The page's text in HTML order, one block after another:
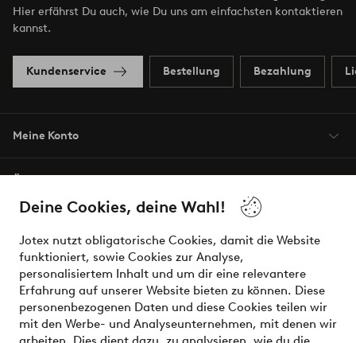
Deine Cookies, deine Wahl!
Jotex nutzt obligatorische Cookies, damit die Website
funktioniert, sowie Cookies zur Analyse,
personalisiertem Inhalt und um dir eine relevantere
Erfahrung auf unserer Website bieten zu können. Diese
personenbezogenen Daten und diese Cookies teilen wir
mit den Werbe- und Analyseunternehmen, mit denen wir
Hier erfährst Du auch, wie Du uns am einfachsten kontaktieren
kannst.
Kundenservice Bestellung Bezahlung
Meine Konto
Bedingungen
Sichere Zahlungen - Jetzt bezahlen oder aufteilen